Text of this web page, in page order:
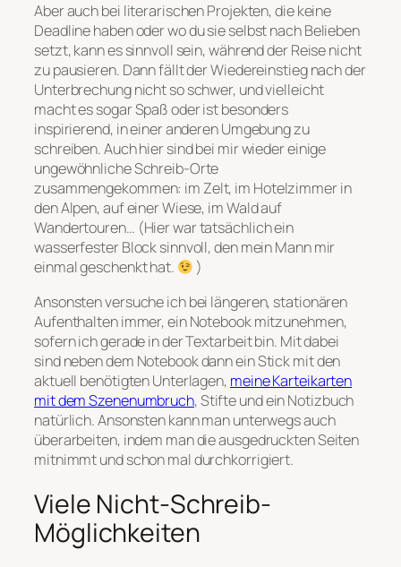
Aber auch bei literarischen Projekten, die keine
Deadline haben oder wo du sie selbst nach Belieben
setzt, kann es sinnvoll sein, während der Reise nicht
zu pausieren. Dann fällt der Wiedereinstieg nach der
Unterbrechung nicht so schwer, und vielleicht
macht es sogar Spaß oder ist besonders
inspirierend, in einer anderen Umgebung zu
schreiben. Auch hier sind bei mir wieder einige
ungewöhnliche Schreib-Orte
zusammengekommen: im Zelt, im Hotelzimmer in
den Alpen, auf einer Wiese, im Wald auf
Wandertouren… (Hier war tatsächlich ein
wasserfester Block sinnvoll, den mein Mann mir
einmal geschenkt hat.
)
Ansonsten versuche ich bei längeren, stationären
Aufenthalten immer, ein Notebook mitzunehmen,
sofern ich gerade in der Textarbeit bin. Mit dabei
sind neben dem Notebook dann ein Stick mit den
aktuell benötigten Unterlagen, meine Karteikarten
mit dem Szenenumbruch, Stifte und ein Notizbuch
natürlich. Ansonsten kann man unterwegs auch
überarbeiten, indem man die ausgedruckten Seiten
mitnimmt und schon mal durchkorrigiert.
Viele Nicht-Schreib-
Möglichkeiten